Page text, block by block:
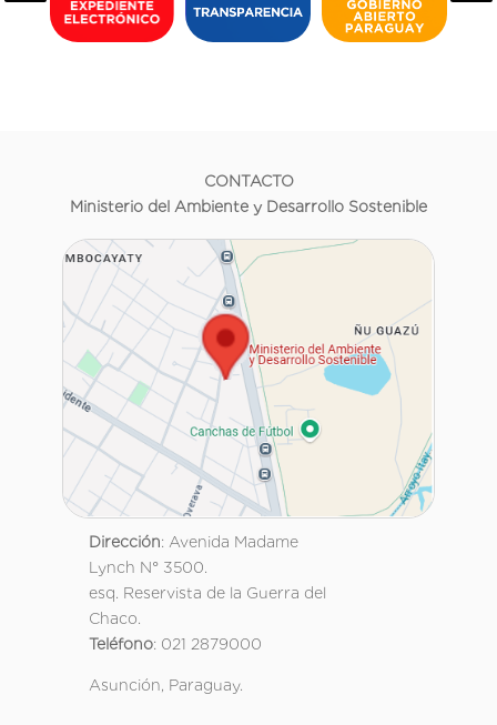
CONTACTO
Ministerio del Ambiente y Desarrollo Sostenible
Dirección: Avenida Madame
Lynch N° 3500.
esq. Reservista de la Guerra del
Chaco.
Teléfono: 021 2879000
Asunción, Paraguay.